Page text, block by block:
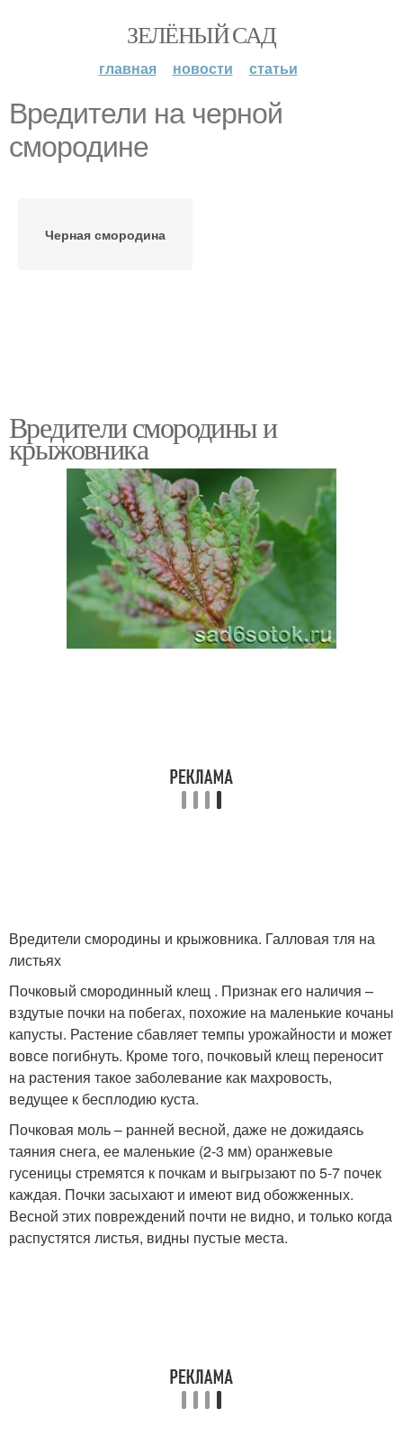
ЗЕЛЁНЫЙ САД
главная новости статьи
Вредители на черной
смородине
Черная смородина
Вредители смородины и
крыжовника
Вредители смородины и крыжовника. Галловая тля на
листьях
Почковый смородинный клещ . Признак его наличия –
вздутые почки на побегах, похожие на маленькие кочаны
капусты. Растение сбавляет темпы урожайности и может
вовсе погибнуть. Кроме того, почковый клещ переносит
на растения такое заболевание как махровость,
ведущее к бесплодию куста.
Почковая моль – ранней весной, даже не дожидаясь
таяния снега, ее маленькие (2-3 мм) оранжевые
гусеницы стремятся к почкам и выгрызают по 5-7 почек
каждая. Почки засыхают и имеют вид обожженных.
Весной этих повреждений почти не видно, и только когда
распустятся листья, видны пустые места.